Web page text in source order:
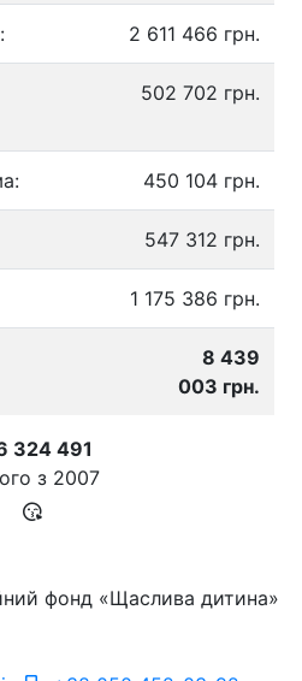
2 611 466 грн.
502 702 грн.
450 104 грн.
547 312 грн.
1 175 386 грн.
8 439
003 грн.
324 491
з 2007
фонд «Щаслива дитина»